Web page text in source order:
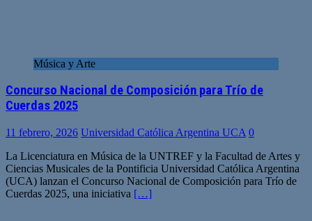
Música y Arte
Concurso Nacional de Composición para Trío de
Cuerdas 2025
11 febrero, 2026 Universidad Católica Argentina UCA 0
La Licenciatura en Música de la UNTREF y la Facultad de Artes y
Ciencias Musicales de la Pontificia Universidad Católica Argentina
(UCA) lanzan el Concurso Nacional de Composición para Trío de
Cuerdas 2025, una iniciativa […]